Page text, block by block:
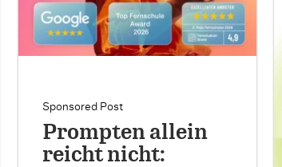
Sponsored Post
Prompten allein
reicht nicht: